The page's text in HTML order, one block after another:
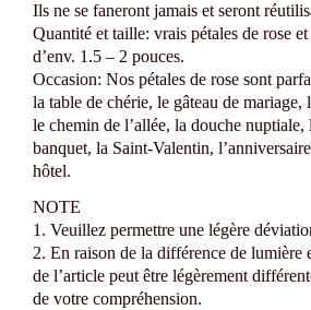
Ils ne se faneront jamais et seront
Quantité et taille: vrais pétales de rose
d’env. 1.5 – 2 pouces.
Occasion: Nos pétales de rose sont
la table de chérie, le gâteau de mariage,
le chemin de l’allée, la douche nuptiale,
banquet, la Saint-Valentin,
hôtel.
NOTE
1. Veuillez permettre une légère
2. En raison de la différence de lumière
de l’article peut être légèrement
de votre compréhension.